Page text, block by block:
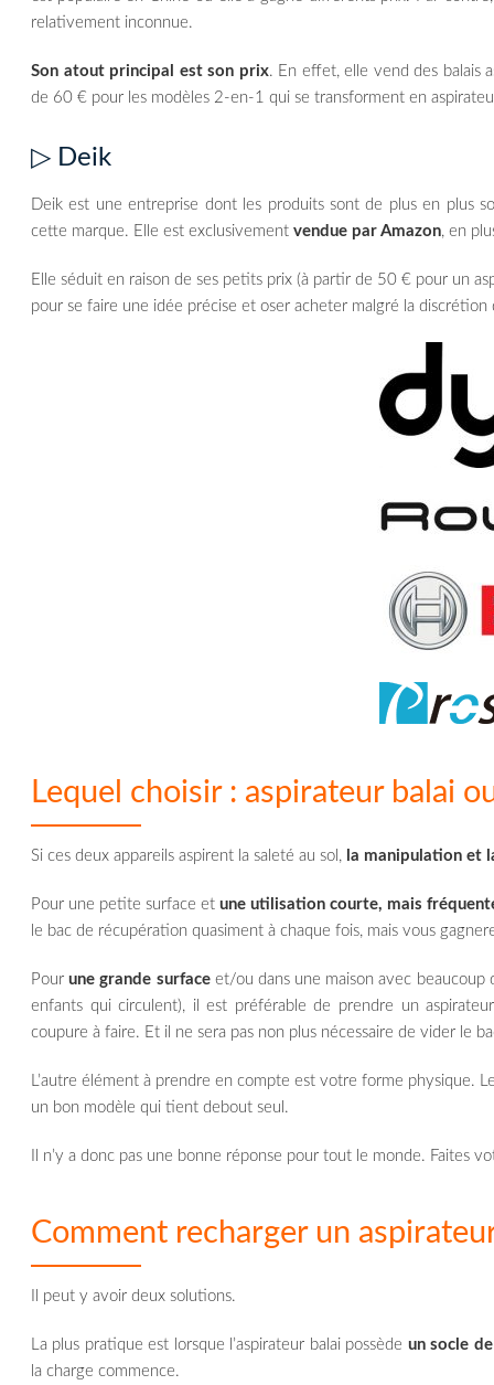
relativement inconnue.
Son atout principal est son prix. En effet, elle vend des balais
de 60 € pour les modèles 2-en-1 qui se transforment en
▷ Deik
Deik est une entreprise dont les produits sont de plus en plus
cette marque. Elle est exclusivement vendue par Amazon, en
Elle séduit en raison de ses petits prix (à partir de 50 € pour un
pour se faire une idée précise et oser acheter malgré la discrétion
Lequel choisir : aspirateur balai
Si ces deux appareils aspirent la saleté au sol, la manipulation et
Pour une petite surface etune utilisation courte, mais
le bac de récupération quasiment à chaque fois, mais vous
Pourune grande surfaceet/ou dans une maison avec beaucoup
enfants qui circulent), il est préférable de prendre un
coupure à faire. Et il ne sera pas non plus nécessaire de vider le
L’autre élément à prendre en compte est votre forme physique.
un bon modèle qui tient debout seul.
Il n’y a donc pas une bonne réponse pour tout le monde. Faites
Comment recharger un
Il peut y avoir deux solutions.
La plus pratique est lorsque l’aspirateur balai possède un socle
la charge commence.